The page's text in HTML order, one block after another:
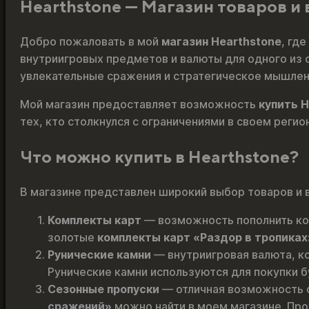
вариаций.
можно
выбрать
на
товара.
Hearthstone — Магазин товаров
Добро пожаловать в мой магазин Hearthstone,
внутриигровых предметов и валюты для одного
увлекательные сражения и стратегическое
Мой магазин предоставляет возможность купить
тех, кто столкнулся с ограничениями в своем
Что можно купить в Hearthstone?
В магазине представлен широкий выбор товаров
Комплекты карт — возможность пополнить
золотые комплекты карт «Раздор в
Рунические камни — внутриигровая валюта,
Рунические камни используются для покупки
Сезонные пропуски — отличная возможность